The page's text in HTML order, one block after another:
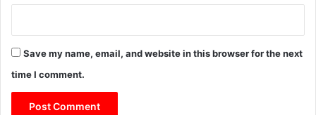
Save my name, email, and website in this browser for the next
time I comment.